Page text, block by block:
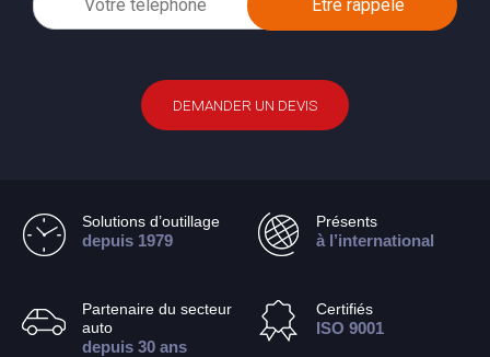
DEMANDER UN DEVIS
Solutions d’outillage
depuis 1979
Présents
à l’international
Partenaire du secteur
auto
depuis 30 ans
Certifiés
ISO 9001